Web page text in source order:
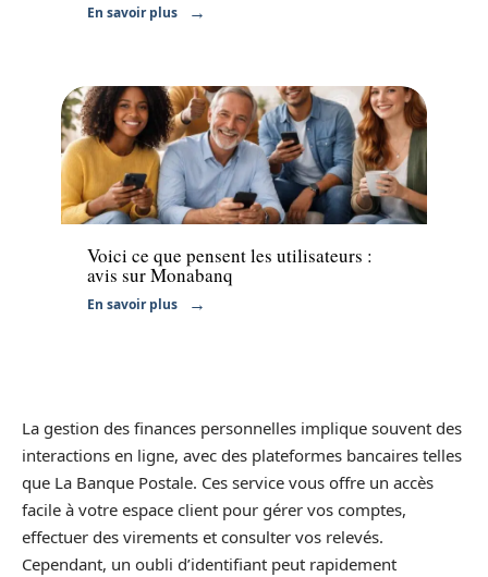
En savoir plus
Finance
Voici ce que pensent les utilisateurs :
avis sur Monabanq
En savoir plus
La gestion des finances personnelles implique souvent des
interactions en ligne, avec des plateformes bancaires telles
que La Banque Postale. Ces service vous offre un accès
facile à votre espace client pour gérer vos comptes,
effectuer des virements et consulter vos relevés.
Cependant, un oubli d’identifiant peut rapidement